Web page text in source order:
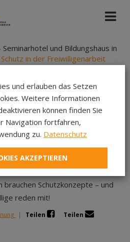
und Bildungshaus in
in der Freiwilligenarbeit
Schutz in
brauchen Schutzkonzepte – und
reden mit!
| Teilen
Teilen
und erlauben das Setzen
Weitere Informationen
können finden Sie
Navigation fortfahren,
zu. Datenschutz
AKZEPTIEREN